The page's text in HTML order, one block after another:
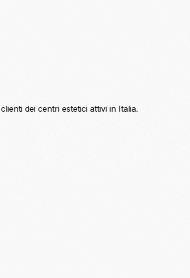
dei centri estetici attivi in Italia.